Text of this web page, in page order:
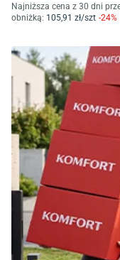
Najniższa cena z 30 dni
obniżką: 105,91 zł/szt -24%